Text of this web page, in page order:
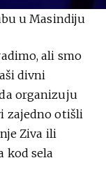
u Masindiju
ali smo
divni
organizuju
zajedno otišli
Ziva ili
kod sela